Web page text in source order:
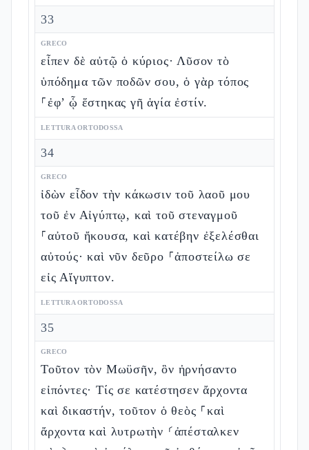
33
GRECO
εἶπεν δὲ αὐτῷ ὁ κύριος· Λῦσον τὸ
ὑπόδημα τῶν ποδῶν σου, ὁ γὰρ τόπος
⸀ἐφ’ ᾧ ἕστηκας γῆ ἁγία ἐστίν.
LETTURA ORTODOSSA
34
GRECO
ἰδὼν εἶδον τὴν κάκωσιν τοῦ λαοῦ μου
τοῦ ἐν Αἰγύπτῳ, καὶ τοῦ στεναγμοῦ
⸀αὐτοῦ ἤκουσα, καὶ κατέβην ἐξελέσθαι
αὐτούς· καὶ νῦν δεῦρο ⸀ἀποστείλω σε
εἰς Αἴγυπτον.
LETTURA ORTODOSSA
35
GRECO
Τοῦτον τὸν Μωϋσῆν, ὃν ἠρνήσαντο
εἰπόντες· Τίς σε κατέστησεν ἄρχοντα
καὶ δικαστήν, τοῦτον ὁ θεὸς ⸀καὶ
ἄρχοντα καὶ λυτρωτὴν ⸂ἀπέσταλκεν